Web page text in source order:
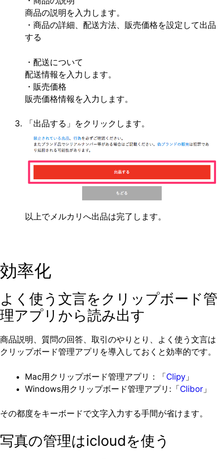
商品の説明を入力します。
・商品の詳細、配送方法、販売価格を設定して出品
する
・配送について
配送情報を入力します。
・販売価格
販売価格情報を入力します。
「出品する」をクリックします。
以上でメルカリへ出品は完了します。
効率化
よく使う文言をクリップボード管
理アプリから読み出す
商品説明、質問の回答、取引のやりとり、よく使う文言は
クリップボード管理アプリを導入しておくと効率的です。
Mac用クリップボード管理アプリ：「Clipy 」
Windows用クリップボード管理アプリ:「Clibor 」
その都度をキーボードで文字入力する手間が省けます。
写真の管理はicloudを使う